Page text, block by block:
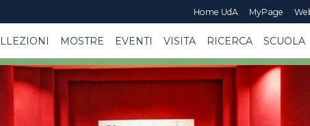
Home UdA MyPage
MOSTRE EVENTI VISITA RICERCA SCUOLA